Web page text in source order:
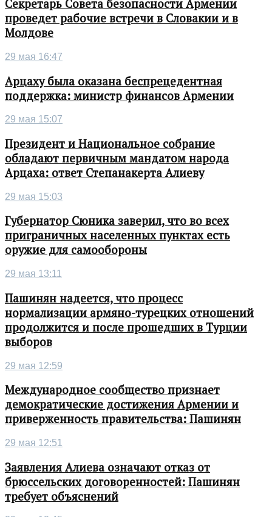
Секретарь Совета безопасности Армении
проведет рабочие встречи в Словакии и в
Молдове
29 мая 16:47
Арцаху была оказана беспрецедентная
поддержка: министр финансов Армении
29 мая 15:07
Президент и Национальное собрание
обладают первичным мандатом народа
Арцаха: ответ Степанакерта Алиеву
29 мая 15:03
Губернатор Сюника заверил, что во всех
приграничных населенных пунктах есть
оружие для самообороны
29 мая 13:11
Пашинян надеется, что процесс
нормализации армяно-турецких отношений
продолжится и после прошедших в Турции
выборов
29 мая 12:59
Международное сообщество признает
демократические достижения Армении и
приверженность правительства: Пашинян
29 мая 12:51
Заявления Алиева означают отказ от
брюссельских договоренностей: Пашинян
требует объяснений